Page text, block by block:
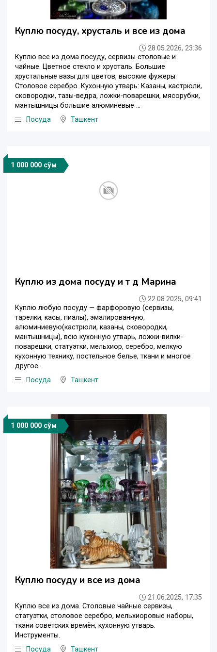
Куплю посуду, хрусталь и все из дома
28.05.2026, 23:36
Куплю все из дома посуду, cервизы столовые и
чайные. Цветное стекло и хрусталь. Большие
хрустальные вазы для цветов, высокие фужеры.
Столовое серебро. Кухонную утварь: Казаны, кастрюли,
сковородки, тазы-ведра, ложки-поварешки, мясорубки,
мантышницы большие алюминевые ...
Посуда
Ташкент
1 000 000 сўм
Куплю из дома посуду и т д Марина
22.08.2025, 09:41
Куплю любую посуду — фарфоровую (сервизы,
тарелки, касы, пиалы), эмалированную,
алюминиевую(кастрюли, казаны, сковородки,
мантышницы), всю кухонную утварь, ложки-вилки-
поварешки, статуэтки, мельхиор, серебро, мелкую
кухонную технику, постельное белье, ткани и многое
другое.
Посуда
Ташкент
1 000 000 сўм
Куплю посуду и все из дома
21.06.2025, 17:35
Куплю все из дома. Столовые чайные сервизы,
статуэтки, столовое серебро, мельхиоровые наборы,
ткани советских времён, кухонную утварь.
Инструменты.
Посуда
Ташкент